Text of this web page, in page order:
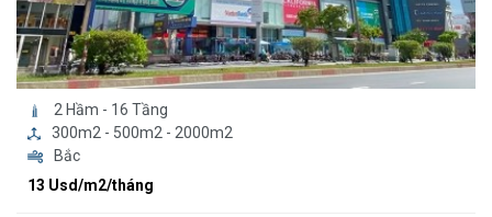
2 Hầm - 16 Tầng
300m2 - 500m2 - 2000m2
Bắc
13 Usd/m2/tháng